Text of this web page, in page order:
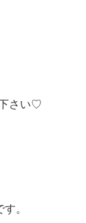
さい♡
。